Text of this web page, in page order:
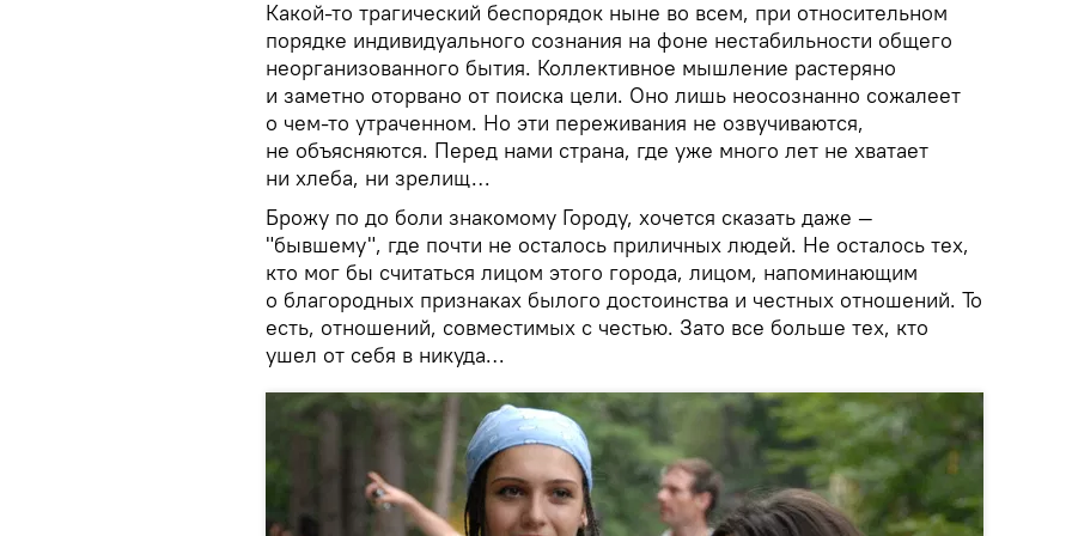
Какой-то трагический беспорядок ныне во всем, при относительном
порядке индивидуального сознания на фоне нестабильности общего
неорганизованного бытия. Коллективное мышление растеряно
и заметно оторвано от поиска цели. Оно лишь неосознанно сожалеет
о чем-то утраченном. Но эти переживания не озвучиваются,
не объясняются. Перед нами страна, где уже много лет не хватает
ни хлеба, ни зрелищ…
Брожу по до боли знакомому Городу, хочется сказать даже —
"бывшему", где почти не осталось приличных людей. Не осталось тех,
кто мог бы считаться лицом этого города, лицом, напоминающим
о благородных признаках былого достоинства и честных отношений. То
есть, отношений, совместимых с честью. Зато все больше тех, кто
ушел от себя в никуда…